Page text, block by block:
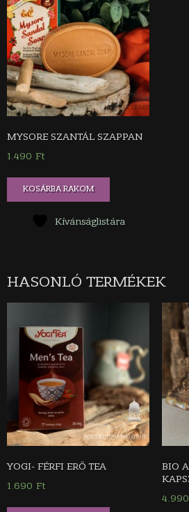
MYSORE SZANTÁL SZAPPAN
1.490 Ft
KOSÁRBA RAKOM
Kívánságlistára
HASONLÓ TERMÉKEK
YOGI- FÉRFI ERŐ TEA
1.690 Ft
BIO
4.990